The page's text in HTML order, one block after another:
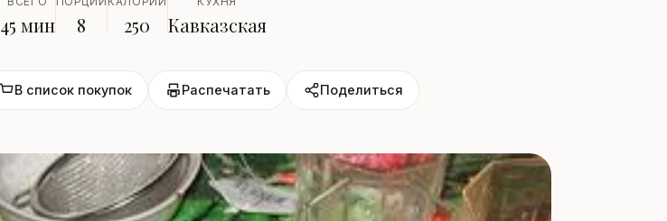
45 мин 8 250 Кавказская
В список покупок Распечатать Поделиться